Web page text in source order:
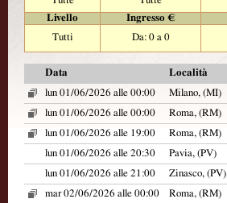
Livello
Ingresso €
Tutti
Da: 0 a 0
Data Località
lun 01/06/2026 alle 00:00
Milano, (MI)
lun 01/06/2026 alle 00:00
Roma, (RM)
lun 01/06/2026 alle 19:00
Roma, (RM)
lun 01/06/2026 alle 20:30
Pavia, (PV)
lun 01/06/2026 alle 21:00
Zinasco, (PV)
mar 02/06/2026 alle 00:00
Roma, (RM)